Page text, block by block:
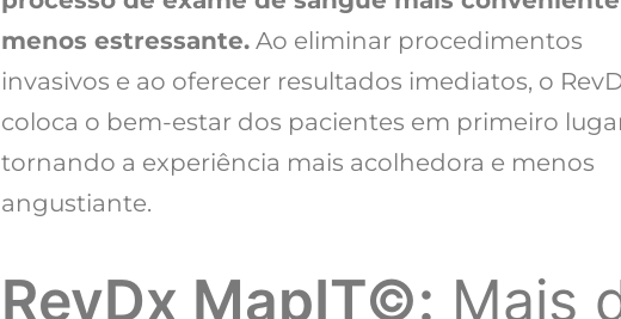
menos estressante. Ao eliminar procedimentos
invasivos e ao oferecer resultados imediatos, o
coloca o bem-estar dos pacientes em primeiro
tornando a experiência mais acolhedora e menos
angustiante.
RevDx MapIT©: Mais